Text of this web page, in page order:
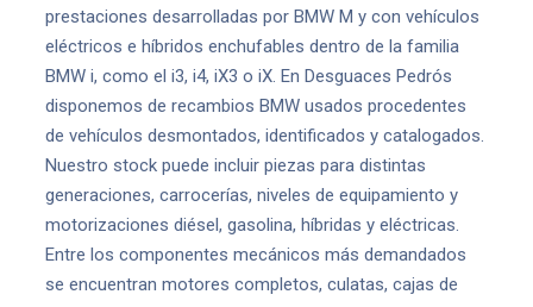
prestaciones desarrolladas por BMW M y con vehículos
eléctricos e híbridos enchufables dentro de la familia
BMW i, como el i3, i4, iX3 o iX. En Desguaces Pedrós
disponemos de recambios BMW usados procedentes
de vehículos desmontados, identificados y catalogados.
Nuestro stock puede incluir piezas para distintas
generaciones, carrocerías, niveles de equipamiento y
motorizaciones diésel, gasolina, híbridas y eléctricas.
Entre los componentes mecánicos más demandados
se encuentran motores completos, culatas, cajas de